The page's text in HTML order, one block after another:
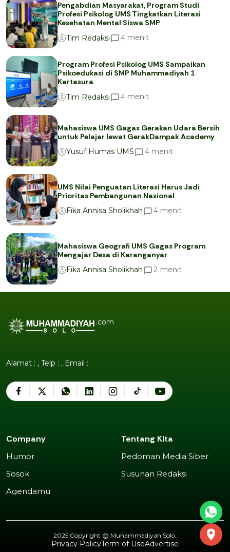
Pengabdian Masyarakat, Program Studi
Profesi Psikolog UMS Tingkatkan Literasi
Kesehatan Mental Siswa SMP
Tim Redaksi
4 menit
Program Profesi Psikolog UMS Sampaikan
Psikoedukasi di SMP Muhammadiyah 1
Kartasura
Tim Redaksi
4 menit
Mahasiswa UMS Gagas Gerakan Udara Bersih
untuk Pelajar lewat GerakDampak Academy
Yusuf Humas UMS
4 menit
UMS Nilai Penguatan Literasi Harus Jadi
Prioritas Pembangunan Nasional
Fika Annisa Sholikhah
4 menit
Mahasiswa Geografi UMS Gagas Program
Mengajar Desa di Karanganyar
Fika Annisa Sholikhah
2 menit
.com
Alamat : , Telp : , Email :
Company
Humor
Sosok
Agendamu
Tentang Kita
Pedoman Media Siber
Susunan Redaksi
2025 Copyright @ Muhammadiyah Solo
Privacy PolicyTerm of UseAdvertise